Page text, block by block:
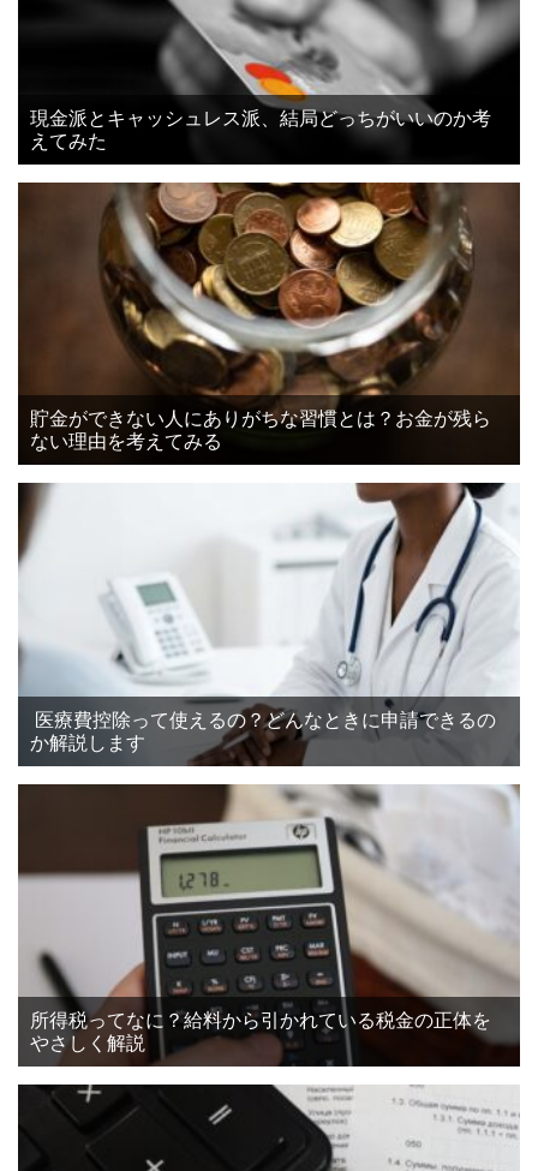
現金派とキャッシュレス派、結局どっちがいいのか考
えてみた
貯金ができない人にありがちな習慣とは？お金が残ら
ない理由を考えてみる
医療費控除って使えるの？どんなときに申請できるの
か解説します
所得税ってなに？給料から引かれている税金の正体を
やさしく解説